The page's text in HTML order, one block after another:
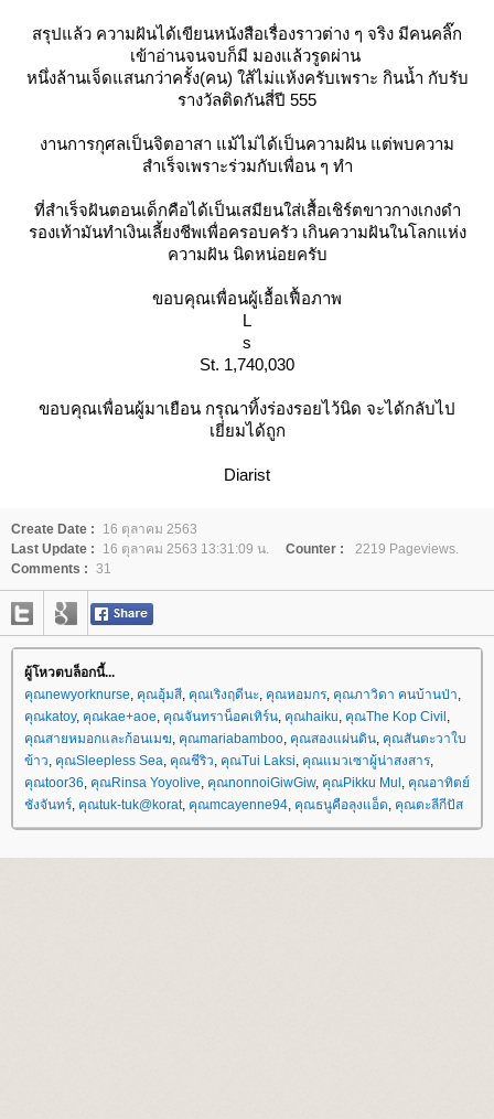
สรุปแล้ว ความฝันได้เขียนหนังสือเรื่องราวต่าง ๆ จริง มีคนคลิ๊ก
เข้าอ่านจนจบก็มี มองแล้วรูดผ่าน
หนึ่งล้านเจ็ดแสนกว่าครั้ง(คน) ใส้ไม่แห้งครับเพราะ กินน้ำ กับรับ
รางวัลติดกันสี่ปี 555
งานการกุศลเป็นจิตอาสา แม้ไม่ได้เป็นความฝัน แต่พบความ
สำเร็จเพราะร่วมกับเพื่อน ๆ ทำ
ที่สำเร็จฝันตอนเด็กคือได้เป็นเสมียนใส่เสื้อเชิร์ตขาวกางเกงดำ
รองเท้ามันทำเงินเลี้ยงชีพเพื่อครอบครัว เกินความฝันในโลกแห่ง
ความฝัน นิดหน่อยครับ
ขอบคุณเพื่อนผู้เอื้อเฟื้อภาพ
L
s
St. 1,740,030
ขอบคุณเพื่อนผู้มาเยือน กรุณาทิ้งร่องรอยไว้นิด จะได้กลับไป
เยี่ยมได้ถูก
Diarist
Create Date :
16 ตุลาคม 2563
Last Update :
16 ตุลาคม 2563 13:31:09 น. Counter :
2219 Pageviews.
Comments : 31
ผู้โหวตบล็อกนี้...
คุณnewyorknurse, คุณอุ้มสี, คุณเริงฤดีนะ, คุณหอมกร, คุณภาวิดา คนบ้านป่า,
คุณkatoy, คุณkae+aoe, คุณจันทราน็อคเทิร์น, คุณhaiku, คุณThe Kop Civil ,
คุณสายหมอกและก้อนเมฆ, คุณmariabamboo, คุณสองแผ่นดิน, คุณสันตะวาใบ
ข้าว, คุณSleepless Sea, คุณชีริว, คุณTui Laksi, คุณแมวเซาผู้น่าสงสาร,
คุณtoor36, คุณRinsa Yoyolive, คุณnonnoiGiwGiw, คุณPikku Mul , คุณอาทิตย์
ชังจันทร์, คุณtuk-tuk@korat, คุณmcayenne94, คุณธนูคือลุงแอ็ด, คุณตะลีกีปัส